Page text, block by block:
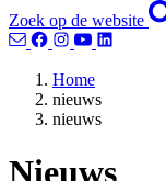
Zoek op de website
Home
nieuws
nieuws
Nieuws